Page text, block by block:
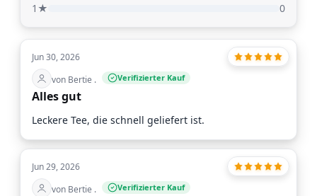
1★
0
Jun 30, 2026
von Bertie .
Verifizierter Kauf
Alles gut
Leckere Tee, die schnell geliefert ist.
Jun 29, 2026
von Bertie .
Verifizierter Kauf